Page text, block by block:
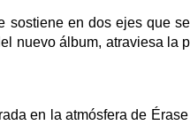
sostiene en dos ejes que
nuevo álbum, atraviesa la
en la atmósfera de